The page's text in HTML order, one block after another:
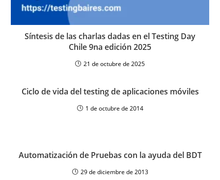
Síntesis de las charlas dadas en el Testing Day
Chile 9na edición 2025
21 de octubre de 2025
Ciclo de vida del testing de aplicaciones móviles
1 de octubre de 2014
Automatización de Pruebas con la ayuda del BDT
29 de diciembre de 2013